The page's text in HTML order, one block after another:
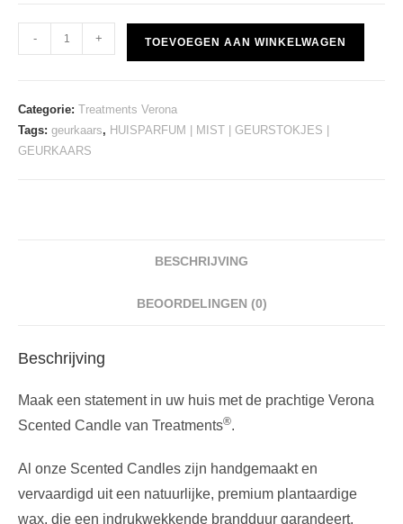
Treatments
Verona
- + TOEVOEGEN AAN WINKELWAGEN
Categorie: Treatments Verona
Tags: geurkaars, HUISPARFUM | MIST | GEURSTOKJES |
GEURKAARS
BESCHRIJVING
BEOORDELINGEN (0)
Beschrijving
Maak een statement in uw huis met de prachtige Verona
Scented Candle van Treatments®.
Al onze Scented Candles zijn handgemaakt en
vervaardigd uit een natuurlijke, premium plantaardige
wax, die een indrukwekkende brandduur garandeert,